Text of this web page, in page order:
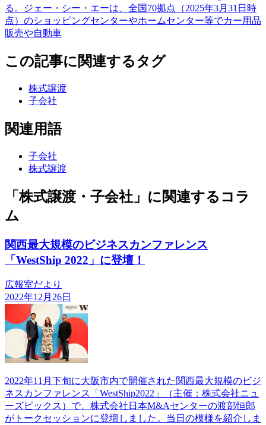
る。ジェー・シー・エーは、全国70拠点（2025年3月31日時
点）のショッピングセンターやホームセンター等でカー用品
販売や自動車
この記事に関連するタグ
株式譲渡
子会社
関連用語
子会社
株式譲渡
「株式譲渡・子会社」に関連するコラ
ム
関西最大規模のビジネスカンファレンス
「WestShip 2022」に登壇！
広報室だより
2022年12月26日
2022年11月下旬に大阪市内で開催された関西最大規模のビジ
ネスカンファレンス「WestShip2022」（主催：株式会社ニュ
ーズピックス）で、株式会社日本M&Aセンターの渡部恒郎
がトークセッションに登壇しました。当日の模様を紹介しま